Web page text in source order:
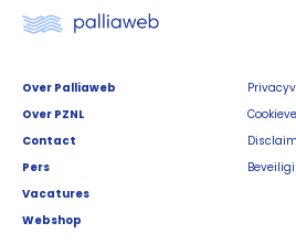
Over Palliaweb
Over PZNL
Contact
Pers
Vacatures
Webshop